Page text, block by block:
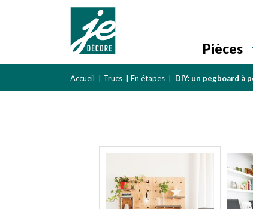
Pièces
Accueil Trucs En étapes DIY: un pegboard à